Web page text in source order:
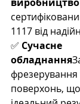
виробництво
1117 від
✅ Сучасне
обладнання
поверхонь,